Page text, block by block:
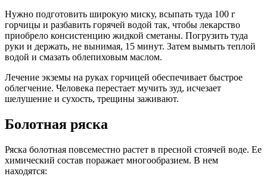
Нужно подготовить широкую миску, всыпать туда 100 г
горчицы и разбавить горячей водой так, чтобы лекарство
приобрело консистенцию жидкой сметаны. Погрузить туда
руки и держать, не вынимая, 15 минут. Затем вымыть теплой
водой и смазать облепиховым маслом.
Лечение экземы на руках горчицей обеспечивает быстрое
облегчение. Человека перестает мучить зуд, исчезает
шелушение и сухость, трещины заживают.
Болотная ряска
Ряска болотная повсеместно растет в пресной стоячей воде. Ее
химический состав поражает многообразием. В нем
находятся: